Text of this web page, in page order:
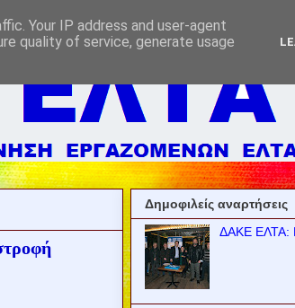
Δημοφιλείς αναρτήσεις
ΔΑΚΕ ΕΛΤΑ:
Your IP address and user-agent
quality of service, generate usage